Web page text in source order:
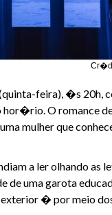
feira), �s 20h,
hor�rio. O
mulher que
a ler olhando
uma garota
� por meio